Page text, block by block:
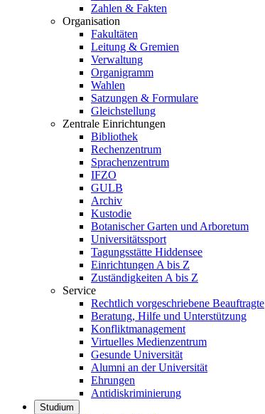
Zahlen & Fakten
Organisation
Fakultäten
Leitung & Gremien
Verwaltung
Organigramm
Wahlen
Satzungen & Formulare
Gleichstellung
Zentrale Einrichtungen
Bibliothek
Rechenzentrum
Sprachenzentrum
IFZO
GULB
Archiv
Kustodie
Botanischer Garten und Arboretum
Universitätssport
Tagungsstätte Hiddensee
Einrichtungen A bis Z
Zuständigkeiten A bis Z
Service
Rechtlich vorgeschriebene Beauftragte
Beratung, Hilfe und Unterstützung
Konfliktmanagement
Virtuelles Medienzentrum
Gesunde Universität
Alumni an der Universität
Ehrungen
Antidiskriminierung
Studium